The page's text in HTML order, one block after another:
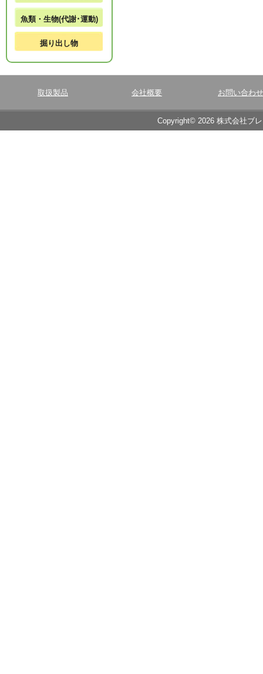
魚類・生物(代謝･運動)
掘り出し物
取扱製品 会社概要 お問い合わせ
Copyright© 2026 株式会社ブ